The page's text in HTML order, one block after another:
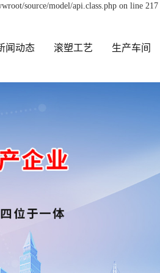
source/model/api.class.php on line 217
闻动态 滚塑工艺 生产车间